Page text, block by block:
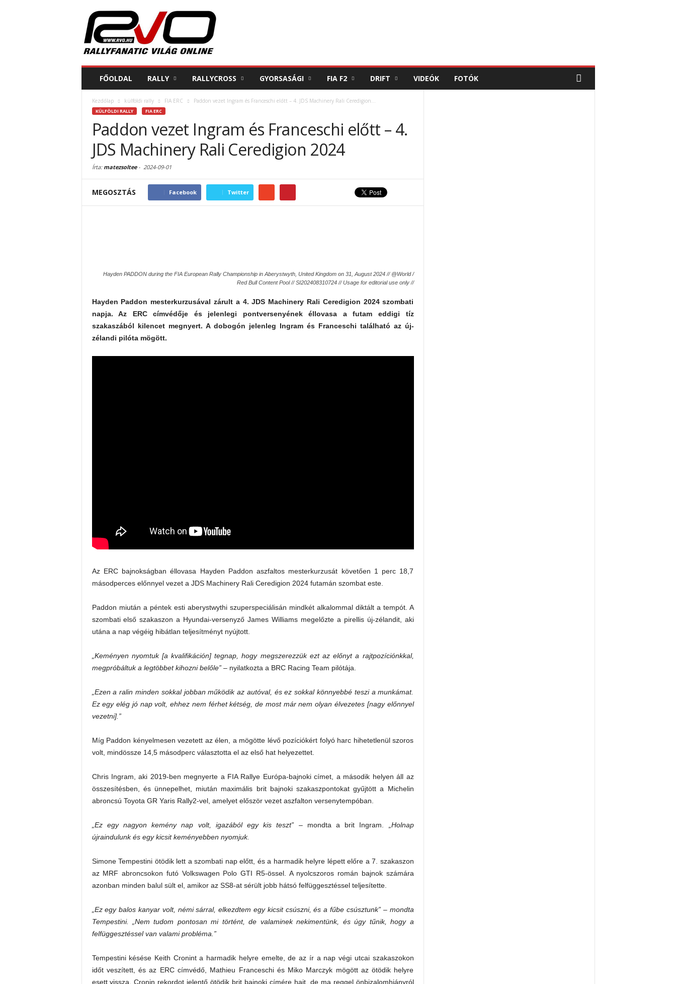
FŐOLDAL RALLY RALLYCROSS GYORSASÁGI FIA F2 DRIFT VIDEÓK FOTÓK
Kezdőlap külföldi rally FIA ERC Paddon vezet Ingram és Franceschi előtt – 4. JDS Machinery Rali Ceredigion...
KÜLFÖLDI RALLY FIA ERC
Paddon vezet Ingram és Franceschi előtt – 4.
JDS Machinery Rali Ceredigion 2024
Írta: matezsoltee- 2024-09-01
MEGOSZTÁS Facebook Twitter
Hayden PADDON during the FIA European Rally Championship in Aberystwyth, United Kingdom on 31, August 2024 // @World /
Red Bull Content Pool // SI202408310724 // Usage for editorial use only //
Hayden Paddon mesterkurzusával zárult a 4. JDS Machinery Rali Ceredigion 2024 szombati
napja. Az ERC címvédője és jelenlegi pontversenyének éllovasa a futam eddigi tíz
szakaszából kilencet megnyert. A dobogón jelenleg Ingram és Franceschi található az új-
zélandi pilóta mögött.
Az ERC bajnokságban éllovasa Hayden Paddon aszfaltos mesterkurzusát követően 1 perc 18,7
másodperces előnnyel vezet a JDS Machinery Rali Ceredigion 2024 futamán szombat este.
Paddon miután a péntek esti aberystwythi szuperspeciálisán mindkét alkalommal diktált a tempót. A
szombati első szakaszon a Hyundai-versenyző James Williams megelőzte a pirellis új-zélandit, aki
utána a nap végéig hibátlan teljesítményt nyújtott.
„Keményen nyomtuk [a kvalifikáción] tegnap, hogy megszerezzük ezt az előnyt a rajtpozíciónkkal,
megpróbáltuk a legtöbbet kihozni belőle”– nyilatkozta a BRC Racing Team pilótája.
„Ezen a ralin minden sokkal jobban működik az autóval, és ez sokkal könnyebbé teszi a munkámat.
Ez egy elég jó nap volt, ehhez nem férhet kétség, de most már nem olyan élvezetes [nagy előnnyel
vezetni].”
Míg Paddon kényelmesen vezetett az élen, a mögötte lévő pozíciókért folyó harc hihetetlenül szoros
volt, mindössze 14,5 másodperc választotta el az első hat helyezettet.
Chris Ingram, aki 2019-ben megnyerte a FIA Rallye Európa-bajnoki címet, a második helyen áll az
összesítésben, és ünnepelhet, miután maximális brit bajnoki szakaszpontokat gyűjtött a Michelin
abroncsú Toyota GR Yaris Rally2-vel, amelyet először vezet aszfalton versenytempóban.
„Ez egy nagyon kemény nap volt, igazából egy kis teszt” – mondta a brit Ingram.
„Holnap
újraindulunk és egy kicsit keményebben nyomjuk.
Simone Tempestini ötödik lett a szombati nap előtt, és a harmadik helyre lépett előre a 7. szakaszon
az MRF abroncsokon futó Volkswagen Polo GTI R5-össel. A nyolcszoros román bajnok számára
azonban minden balul sült el, amikor az SS8-at sérült jobb hátsó felfüggesztéssel teljesítette.
„Ez egy balos kanyar volt, némi sárral, elkezdtem egy kicsit csúszni, és a fűbe csúsztunk”– mondta
Tempestini.
„Nem tudom pontosan mi történt, de valaminek nekimentünk, és úgy tűnik, hogy a
felfüggesztéssel van valami probléma.”
Tempestini késése Keith Cronint a harmadik helyre emelte, de az ír a nap végi utcai szakaszokon
időt veszített, és az ERC címvédő, Mathieu Franceschi és Miko Marczyk mögött az ötödik helyre
esett vissza. Cronin rekordot jelentő ötödik brit bajnoki címére hajt, de ma reggel önbizalomhiányról